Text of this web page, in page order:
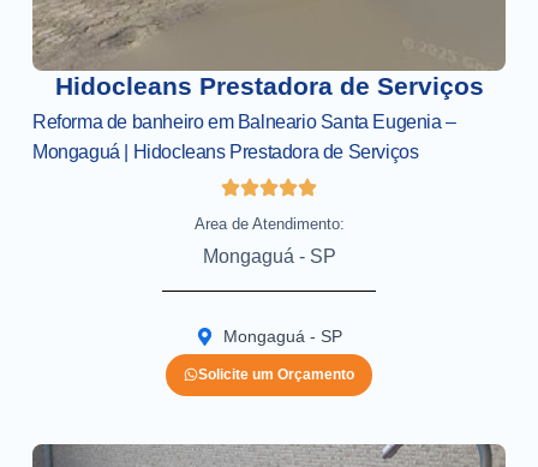
Hidocleans Prestadora de Serviços
Reforma de banheiro em Balneario Santa Eugenia –
Mongaguá | Hidocleans Prestadora de Serviços
Area de Atendimento:
Mongaguá - SP
Mongaguá - SP
Solicite um Orçamento